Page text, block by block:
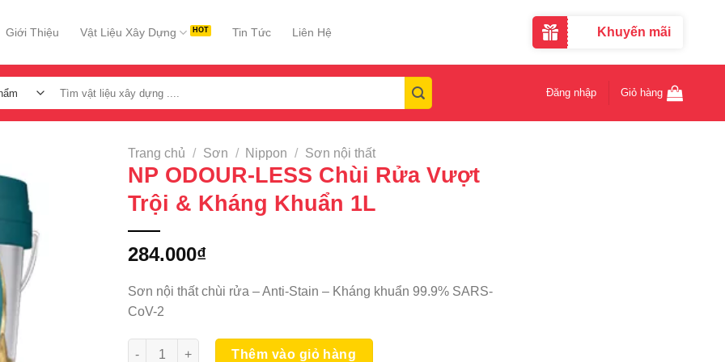
Giới Thiệu Vật Liệu Xây Dựng Tin Tức Liên Hệ Khuyến mãi
kiếm:
Đăng nhập Giỏ hàng
Trang chủ / Sơn / Nippon / Sơn nội thất
NP ODOUR-LESS Chùi Rửa Vượt
Trội & Kháng Khuẩn 1L
284.000₫
Sơn nội thất chùi rửa – Anti-Stain – Kháng khuẩn 99.9% SARS-
CoV-2
NP ODOUR-LESS Chùi Rửa Vượt Trội & Kháng Khuẩn 1L số lượng
Thêm vào giỏ hàng